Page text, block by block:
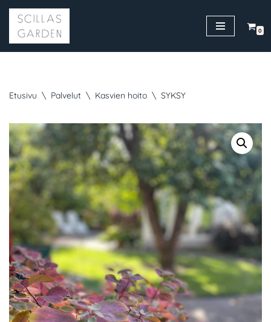
Siirry
suoraan
0
Etusivu \ Palvelut \ Kasvien hoito \ SYKSY